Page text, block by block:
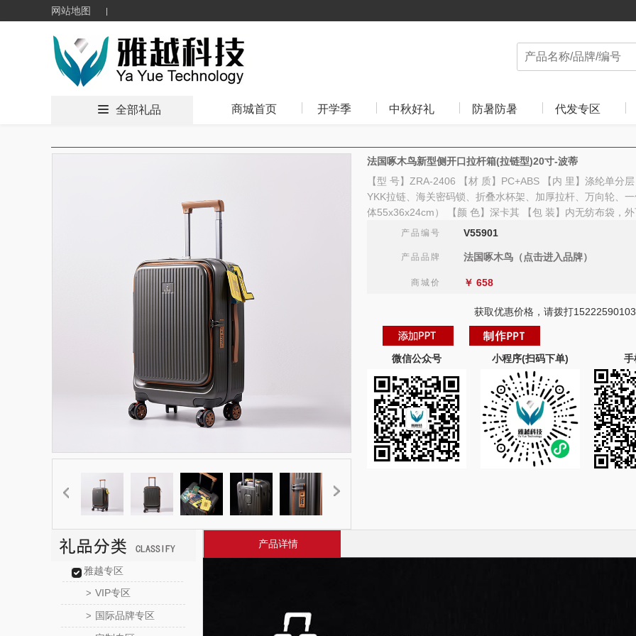
网站地图
全部礼品 商城首页 开学季 中秋好礼 防暑防暑 代发专区
法国啄木鸟新型侧开口拉杆箱(拉链型)20寸-波蒂
【型 号】ZRA-2406 【材 质】PC+ABS 【内 里】涤纶单分
YKK拉链、海关密码锁、折叠水杯架、加厚拉杆、万向轮、
体55x36x24cm） 【颜 色】深卡其 【包 装】内无纺布袋，
产品编号 V55901
产品品牌 法国啄木鸟（点击进入品牌）
商城价 ￥ 658
获取优惠价格，请拨打15222590103
微信公众号 小程序(扫码下单) 手
雅越专区
> VIP专区
> 国际品牌专区
产品详情